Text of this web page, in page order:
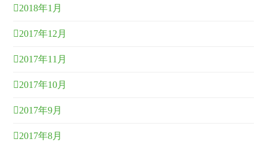
2018年1月
2017年12月
2017年11月
2017年10月
2017年9月
2017年8月